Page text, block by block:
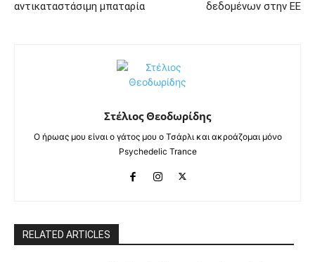
αντικαταστάσιμη μπαταρία
δεδομένων στην ΕΕ
Στέλιος Θεοδωρίδης
Ο ήρωας μου είναι ο γάτος μου ο Τσάρλι και ακροάζομαι μόνο
Psychedelic Trance
RELATED ARTICLES